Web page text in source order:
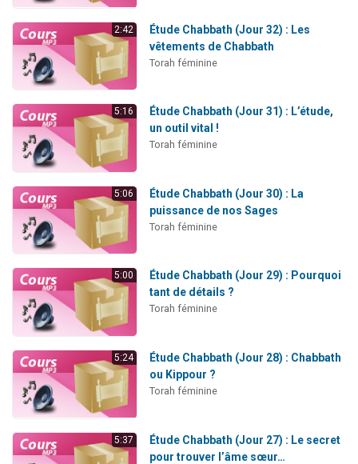
2:42
Étude Chabbath (Jour 32) : Les
vêtements de Chabbath
Torah féminine
5:16
Étude Chabbath (Jour 31) : L’étude,
un outil vital !
Torah féminine
5:06
Étude Chabbath (Jour 30) : La
puissance de nos Sages
Torah féminine
5:00
Étude Chabbath (Jour 29) : Pourquoi
tant de détails ?
Torah féminine
5:24
Étude Chabbath (Jour 28) : Chabbath
ou Kippour ?
Torah féminine
5:37
Étude Chabbath (Jour 27) : Le secret
pour trouver l’âme sœur…